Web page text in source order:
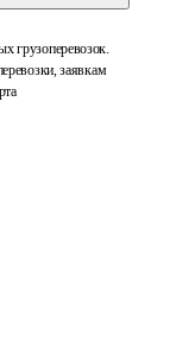
грузоперевозок.
заявкам